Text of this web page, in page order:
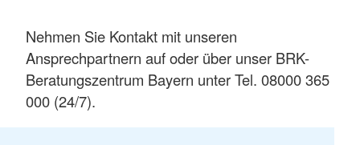
Nehmen Sie Kontakt mit unseren
Ansprechpartnern auf oder über unser BRK-
Beratungszentrum Bayern unter Tel. 08000 365
000 (24/7).